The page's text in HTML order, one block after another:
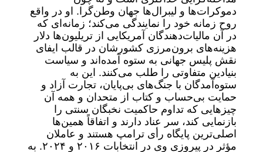
دموکرات‌ها و لیبرال‌ها جهان وطن‌گرا. او در واقع
روح زمانه خود را نمایندگی می‌کند؛ زمانه‌ای که
در آن مالیات‌دهندگان آمریکایی از تریلیون‌ها دلار
هزینه‌های برون‌مرزی کشورشان در قالب ایفای
نقش پلیس جهانی به ستوه آمده‌اند و سیاست
بنیادین متفاوتی را طلب می‌کنند. این به
ستوه‌آمدگان با جنگ‌های بی‌پایان، تجارت آزاد و
حمایت بی‌حساب و کتاب از متحدان و همه آن
چیزهایی که تداوم حاکمیت نخبگان سنتی را
بازنمایی کند، سر عناد دارند و اتفاقاً همین‌ها
اصلی‌ترین پایگاه رأی ترامپ هستند و عاملان
مؤثر در پیروزی وی در انتخابات ۲۰۱۶ و ۲۰۲۴. به